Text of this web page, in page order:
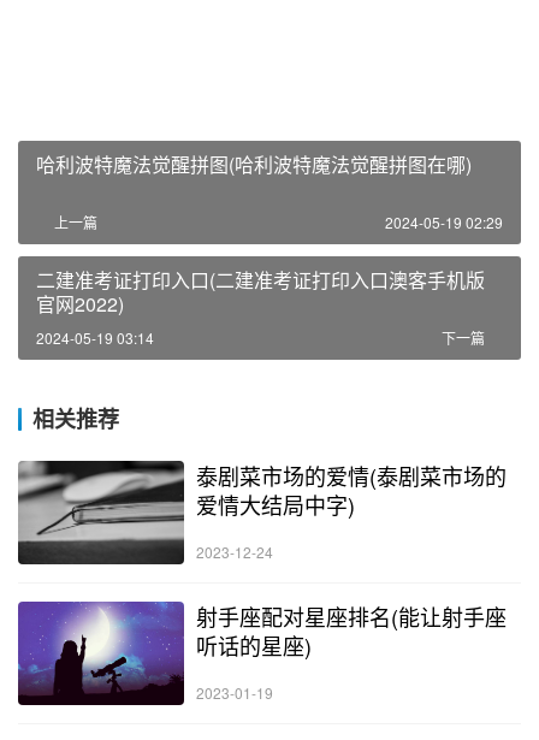
哈利波特魔法觉醒拼图(哈利波特魔法觉醒拼图在哪)
上一篇 2024-05-19 02:29
二建准考证打印入口(二建准考证打印入口澳客手机版
官网2022)
下一篇
2024-05-19 03:14
相关推荐
泰剧菜市场的爱情(泰剧菜市场的
爱情大结局中字)
2023-12-24
射手座配对星座排名(能让射手座
听话的星座)
2023-01-19